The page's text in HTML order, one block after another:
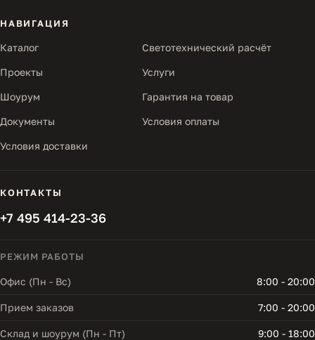
НАВИГАЦИЯ
Каталог Светотехнический расчёт
Проекты Услуги
Шоурум Гарантия на товар
Документы Условия оплаты
Условия доставки
КОНТАКТЫ
+7 495 414-23-36
РЕЖИМ РАБОТЫ
Офис (Пн - Вс) 8:00 - 20:00
Прием заказов 7:00 - 20:00
Склад и шоурум (Пн - Пт) 9:00 - 18:00